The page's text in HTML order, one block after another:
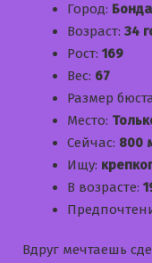
Город:
Возраст: 34
Рост: 169
Вес: 67
Размер
Место:
Сейчас: 800
Ищу:
В возрасте:
Вдруг мечтаешь